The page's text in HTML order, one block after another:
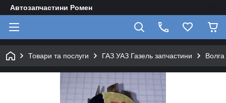
Автозапчастини Ромен
Товари та послуги ГАЗ УАЗ Газель запчастини